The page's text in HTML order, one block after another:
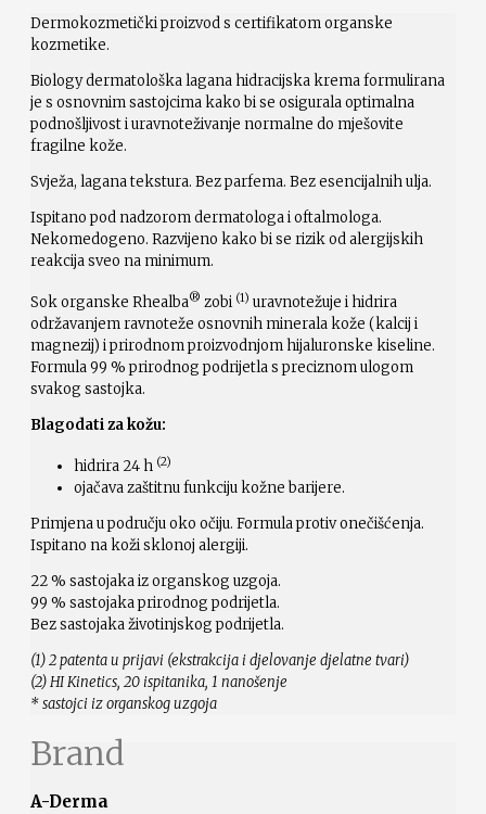
Dermokozmetički proizvod s certifikatom organske
kozmetike.
Biology dermatološka lagana hidracijska krema formulirana
je s osnovnim sastojcima kako bi se osigurala optimalna
podnošljivost i uravnoteživanje normalne do mješovite
fragilne kože.
Svježa, lagana tekstura. Bez parfema. Bez esencijalnih ulja.
Ispitano pod nadzorom dermatologa i oftalmologa.
Nekomedogeno. Razvijeno kako bi se rizik od alergijskih
reakcija sveo na minimum.
Sok organske Rhealba® zobi (1) uravnotežuje i hidrira
održavanjem ravnoteže osnovnih minerala kože (kalcij i
magnezij) i prirodnom proizvodnjom hijaluronske kiseline.
Formula 99 % prirodnog podrijetla s preciznom ulogom
svakog sastojka.
Blagodati za kožu:
hidrira 24 h (2)
ojačava zaštitnu funkciju kožne barijere.
Primjena u području oko očiju. Formula protiv onečišćenja.
Ispitano na koži sklonoj alergiji.
22 % sastojaka iz organskog uzgoja.
99 % sastojaka prirodnog podrijetla.
Bez sastojaka životinjskog podrijetla.
(1) 2 patenta u prijavi (ekstrakcija i djelovanje djelatne tvari)
(2) HI Kinetics, 20 ispitanika, 1 nanošenje
* sastojci iz organskog uzgoja
Brand
A-Derma